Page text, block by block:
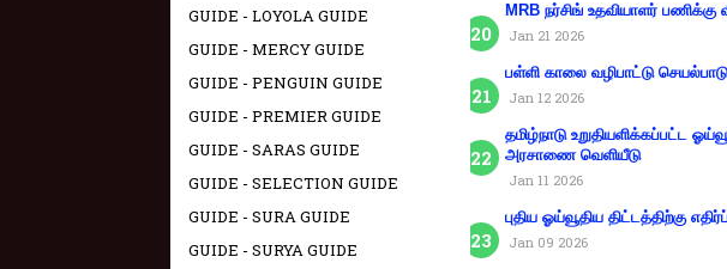
MRB நர்சிங் உதவியாளர்
Jan 21 2026
பள்ளி காலை வழிபாட்டு
Jan 12 2026
தமிழ்நாடு உறுதியளிக்கப்பட்ட
அரசாணை வெளியீடு
Jan 11 2026
புதிய ஓய்வூதிய திட்டத்திற்கு
Jan 09 2026
GUIDE - LOYOLA GUIDE
GUIDE - MERCY GUIDE
GUIDE - PENGUIN GUIDE
GUIDE - PREMIER GUIDE
GUIDE - SARAS GUIDE
GUIDE - SELECTION GUIDE
GUIDE - SURA GUIDE
GUIDE - SURYA GUIDE